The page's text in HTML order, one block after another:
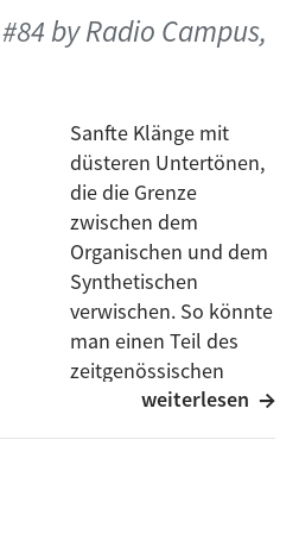
10-jährige Labeljubiläum
mit dem Namen „Sounds
V“ veröffentlichten Titel.
by Radio Campus,
Sanfte Klänge mit
düsteren Untertönen,
die die Grenze
zwischen dem
Organischen und dem
Synthetischen
verwischen. So könnte
man einen Teil des
zeitgenössischen
Pariser Musik-
Folge von IndieRE,
Paris in
weiterlesen